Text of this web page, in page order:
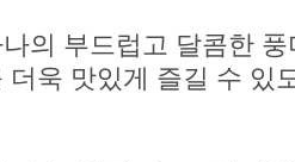
의 부드럽고 달콤한
더욱 맛있게 즐길 수 있